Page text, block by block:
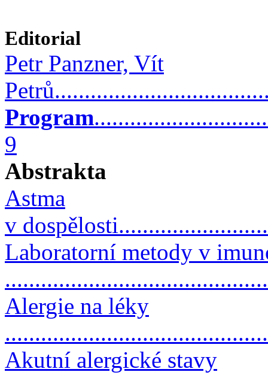
Editorial
Petr Panzner, Vít
Program
9
Abstrakta
Astma
v
Laboratorní metody v
Alergie na léky
Akutní alergické stavy